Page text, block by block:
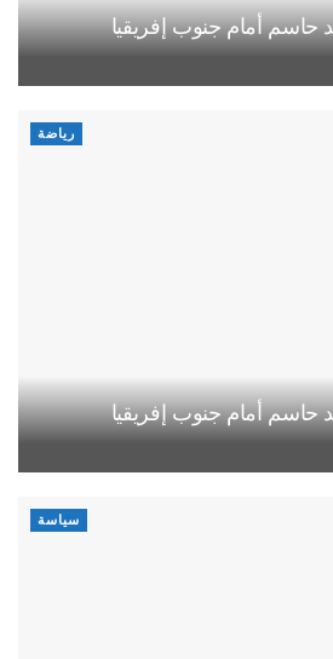
حاسم أمام جنوب إفريقيا
رياضة
حاسم أمام جنوب إفريقيا
سياسة